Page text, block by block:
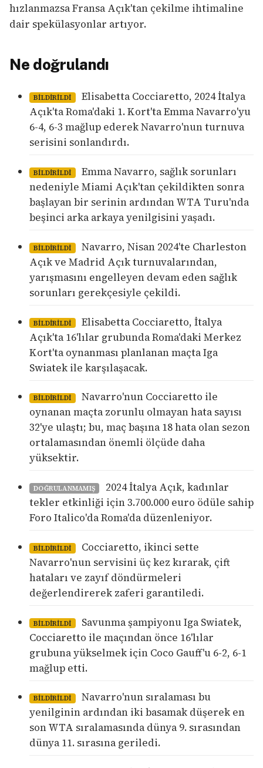
hızlanmazsa Fransa Açık'tan çekilme ihtimaline
dair spekülasyonlar artıyor.
Ne doğrulandı
BILDIRILDI
Elisabetta Cocciaretto, 2024 İtalya
Açık'ta Roma'daki 1. Kort'ta Emma Navarro'yu
6-4, 6-3 mağlup ederek Navarro'nun turnuva
serisini sonlandırdı.
BILDIRILDI
Emma Navarro, sağlık sorunları
nedeniyle Miami Açık'tan çekildikten sonra
başlayan bir serinin ardından WTA Turu'nda
beşinci arka arkaya yenilgisini yaşadı.
BILDIRILDI
Navarro, Nisan 2024'te Charleston
Açık ve Madrid Açık turnuvalarından,
yarışmasını engelleyen devam eden sağlık
sorunları gerekçesiyle çekildi.
BILDIRILDI
Elisabetta Cocciaretto, İtalya
Açık'ta 16'lılar grubunda Roma'daki Merkez
Kort'ta oynanması planlanan maçta Iga
Swiatek ile karşılaşacak.
BILDIRILDI
Navarro'nun Cocciaretto ile
oynanan maçta zorunlu olmayan hata sayısı
32'ye ulaştı; bu, maç başına 18 hata olan sezon
ortalamasından önemli ölçüde daha
yüksektir.
DOĞRULANMAMIŞ
2024 İtalya Açık, kadınlar
tekler etkinliği için 3.700.000 euro ödüle sahip
Foro Italico'da Roma'da düzenleniyor.
BILDIRILDI
Cocciaretto, ikinci sette
Navarro'nun servisini üç kez kırarak, çift
hataları ve zayıf döndürmeleri
değerlendirerek zaferi garantiledi.
BILDIRILDI
Savunma şampiyonu Iga Swiatek,
Cocciaretto ile maçından önce 16'lılar
grubuna yükselmek için Coco Gauff'u 6-2, 6-1
mağlup etti.
BILDIRILDI
Navarro'nun sıralaması bu
yenilginin ardından iki basamak düşerek en
son WTA sıralamasında dünya 9. sırasından
dünya 11. sırasına geriledi.